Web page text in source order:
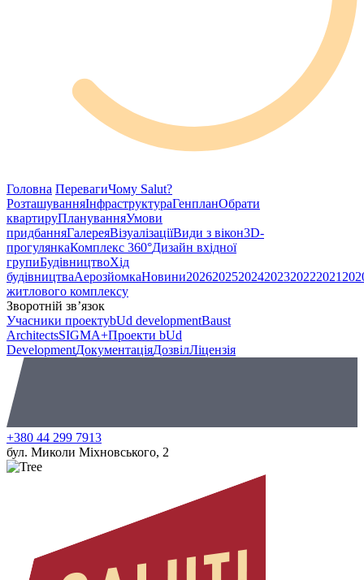
Головна ПеревагиЧому Salut?
РозташуванняІнфраструктураГенпланОбрати
квартируПлануванняУмови
придбанняГалереяВізуалізаціїВиди з вікон3D-
прогулянкаКомплекс 360°Дизайн вхідної
групиБудівництвоХід
будівництваАерозйомкаНовини202620252024202320222021
житлового комплексу
Зворотній зв’язок
Учасники проектуbUd developmentBaust
ArchitectsSIGMA+Проекти bUd
DevelopmentДокументаціяДозвілЛіцензія
+380 44 299 7913
бул. Миколи Міхновського, 2